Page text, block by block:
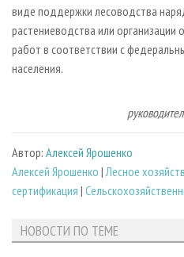
виде поддержки лесоводства
растениеводства или
работ в соответствии с
населения.
Автор: Алексей Ярошенко
Алексей Ярошенко |Лесное
сертификация |
НОВОСТИ ПО ТЕМЕ